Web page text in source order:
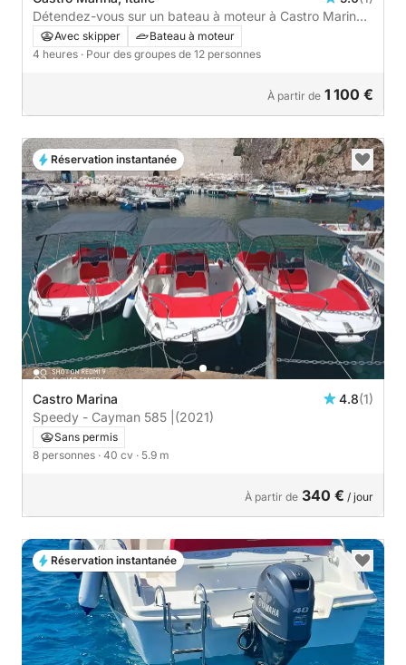
Détendez-vous sur un bateau à moteur à Castro Marina
pendant 4 heures
Avec skipper
Bateau à moteur
4 heures · Pour des groupes de 12 personnes
À partir de 1 100 €
Castro Marina 4.8(1)
Speedy - Cayman 585 | (2021)
Sans permis
8 personnes · 40 cv · 5.9 m
À partir de 340 € / jour
Réservation instantanée
Réservation instantanée